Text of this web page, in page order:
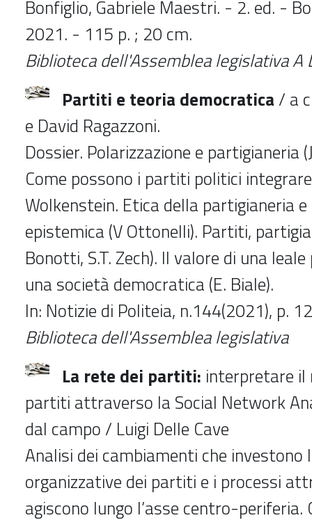
Bonfiglio, Gabriele Maestri. - 2. ed. -
2021. - 115 p. ; 20 cm.
Biblioteca dell'Assemblea legislativa A
Partiti e teoria democratica / a
e David Ragazzoni.
Dossier. Polarizzazione e partigianeria
Come possono i partiti politici integrare
Wolkenstein. Etica della partigianeria
epistemica (V Ottonelli). Partiti,
Bonotti, S.T. Zech). Il valore di una
una società democratica (E. Biale).
In: Notizie di Politeia, n.144(2021), p.
Biblioteca dell'Assemblea legislativa
La rete dei partiti: interpretare
partiti attraverso la Social Network
dal campo / Luigi Delle Cave
Analisi dei cambiamenti che investono
organizzative dei partiti e i processi
agiscono lungo l’asse centro-periferia.